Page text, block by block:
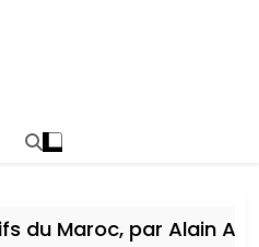
Maroc, par Alain Amiel